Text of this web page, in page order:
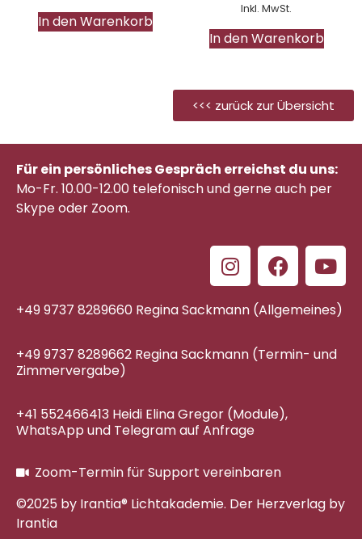
In den Warenkorb
Inkl. MwSt.
In den Warenkorb
<<< zurück zur Übersicht
Für ein persönliches Gespräch erreichst du uns:
Mo-Fr. 10.00-12.00 telefonischund gerne auch per
Skype oder Zoom.
+49 9737 8289660 Regina Sackmann (Allgemeines)
+49 9737 8289662 Regina Sackmann (Termin- und
Zimmervergabe)
+41 552466413 Heidi Elina Gregor (Module),
WhatsApp und Telegram auf Anfrage
Zoom-Termin für Support vereinbaren
©2025 by Irantia® Lichtakademie. Der Herzverlag by
Irantia